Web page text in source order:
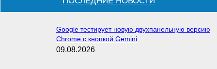
Google тестирует новую двухпанельную версию
Chrome с кнопкой Gemini
09.08.2026